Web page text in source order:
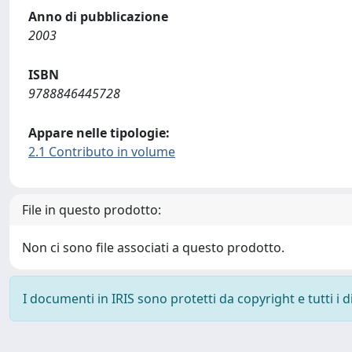
Anno di pubblicazione
2003
ISBN
9788846445728
Appare nelle tipologie:
2.1 Contributo in volume
File in questo prodotto:
Non ci sono file associati a questo prodotto.
I documenti in IRIS sono protetti da copyright e tutti i